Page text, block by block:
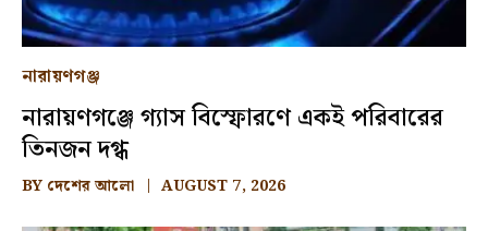
নারায়ণগঞ্জ
নারায়ণগঞ্জে গ্যাস বিস্ফোরণে একই পরিবারের
তিনজন দগ্ধ
BY দেশের আলো AUGUST 7, 2026